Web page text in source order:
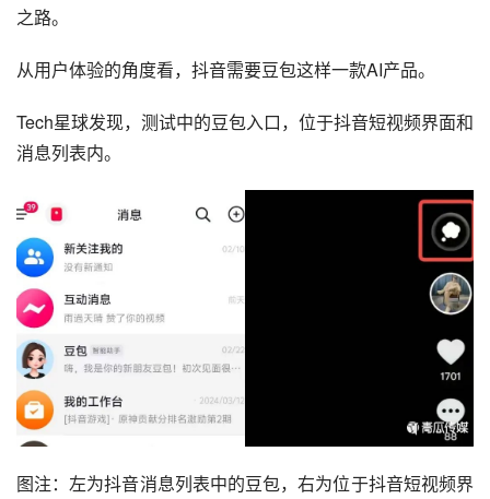
之路。
从用户体验的角度看，抖音需要豆包这样一款AI产品。
Tech星球发现，测试中的豆包入口，位于抖音短视频界面和
消息列表内。
图注：左为抖音消息列表中的豆包，右为位于抖音短视频界